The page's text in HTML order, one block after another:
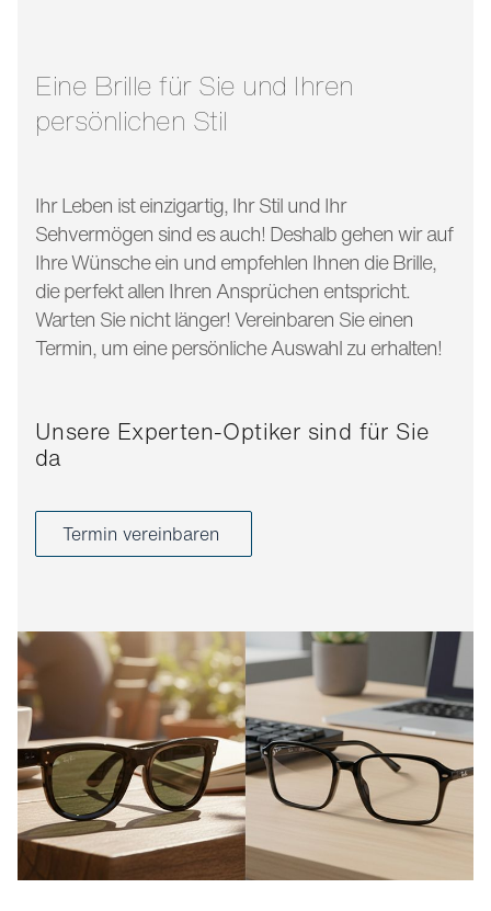
Eine Brille für Sie und Ihren
persönlichen Stil
Ihr Leben ist einzigartig, Ihr Stil und Ihr
Sehvermögen sind es auch! Deshalb gehen wir auf
Ihre Wünsche ein und empfehlen Ihnen die Brille,
die perfekt allen Ihren Ansprüchen entspricht.
Warten Sie nicht länger! Vereinbaren Sie einen
Termin, um eine persönliche Auswahl zu erhalten!
Unsere Experten-Optiker sind für Sie
da
Termin vereinbaren